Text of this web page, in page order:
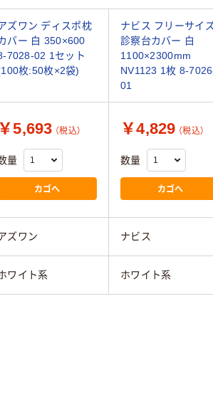
ズワン ディスポ枕
バー 白 350×600
7028-02 1セット
枚:50枚×2袋)
ナビス フリーサイ
診察台カバー 白
1100×2300mm
NV1123 1枚 8-
01
￥5,693 （税込）
量
カゴへ
￥4,829 （税込）
数量
カゴへ
ズワン ナビス
ワイト系 ホワイト系